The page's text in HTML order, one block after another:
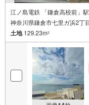
江ノ島電鉄 「鎌倉高校前」
神奈川県鎌倉市七里ガ浜2丁
土地129.23m2